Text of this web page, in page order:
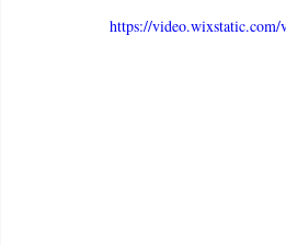
https://video.wixstatic.com/